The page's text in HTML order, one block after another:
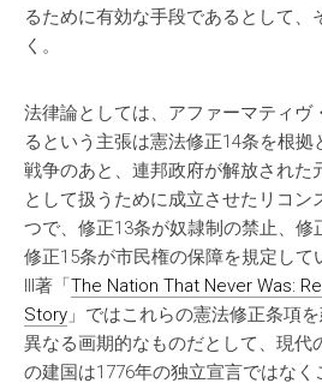
るために有効な手段であるとして、
く。
法律論としては、アファーマティヴ
るという主張は憲法修正14条を根
戦争のあと、連邦政府が解放された
として扱うために成立させたリコン
つで、修正13条が奴隷制の禁止、修
修正15条が市民権の保障を規定し
III著「The Nation That Never Was:
Story 」ではこれらの憲法修正条項
異なる画期的なものだとして、現代
の建国は1776年の独立宣言ではな